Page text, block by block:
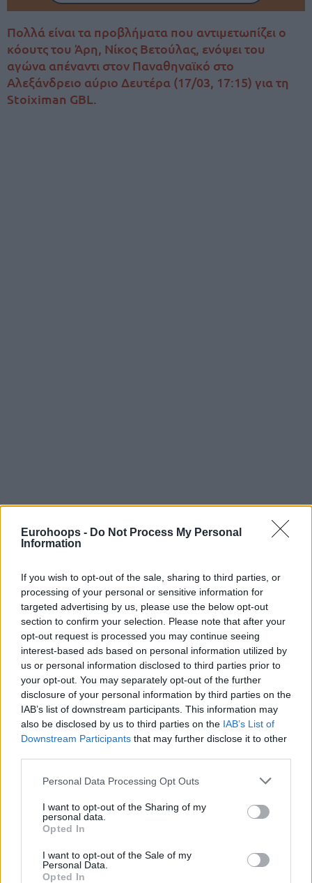
Eurohoops - Do Not Process My Personal
Information
If you wish to opt-out of the sale, sharing to third parties, or
processing of your personal or sensitive information for
targeted advertising by us, please use the below opt-out
section to confirm your selection. Please note that after your
opt-out request is processed you may continue seeing
interest-based ads based on personal information utilized by
us or personal information disclosed to third parties prior to
your opt-out. You may separately opt-out of the further
disclosure of your personal information by third parties on the
IAB’s list of downstream participants. This information may
also be disclosed by us to third parties on the IAB’s List of
Downstream Participants that may further disclose it to other
Please note that this website/app uses one or more Google
not limited to your visit or usage behaviour. You may click to
grant or deny consent to Google and its third-party tags to
use your data for below specified purposes in below Google
consent section.
Personal Data Processing Opt Outs
I want to opt-out of the Sharing of my
personal data.
Opted In
I want to opt-out of the Sale of my
Personal Data.
Opted In
Πολλά είναι τα προβλήματα που αντιμετωπίζει ο
κόουτς του Άρη, Νίκος Βετούλας, ενόψει του
αγώνα απέναντι στον Παναθηναϊκό στο
Αλεξάνδρειο αύριο Δευτέρα (17/03, 17:15) για τη
Stoiximan GBL.
Της Eurohoops Team / info@eurohoops.net
Πάρα πολλά και σημαντικά είναι τα προβλήματα που
αντιμετωπίζει ο Άρηςενόψει του αγώνα στοΑλεξάνδρει
με αντίπαλο τονΠαναθηναϊκόαύριο Δευτέρα (17/03,
17:15) για την 21η αγωνιστική τηςStoiximan GBL.
Θα απουσιάσουν σίγουρα οι Λευτέρης Μποχωρίδης
(θλάση στη γάμπα) και Βασίλης Τολιόπουλος(σφίξιμο
κοιλιακούς προσαγωγούς).
Εκτός αυτού, πρόβλημα προέκυψε και με τον
Σαρίφ
, αφού ο
αστράγαλο του αριστερού ποδιού στη σημερινή
προπόνηση. Τελικά, η μαγνητική τομογραφία στην οποία